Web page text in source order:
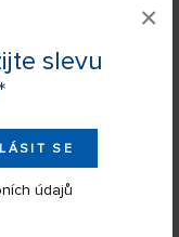
slevu
SE
údajů
×
Vás